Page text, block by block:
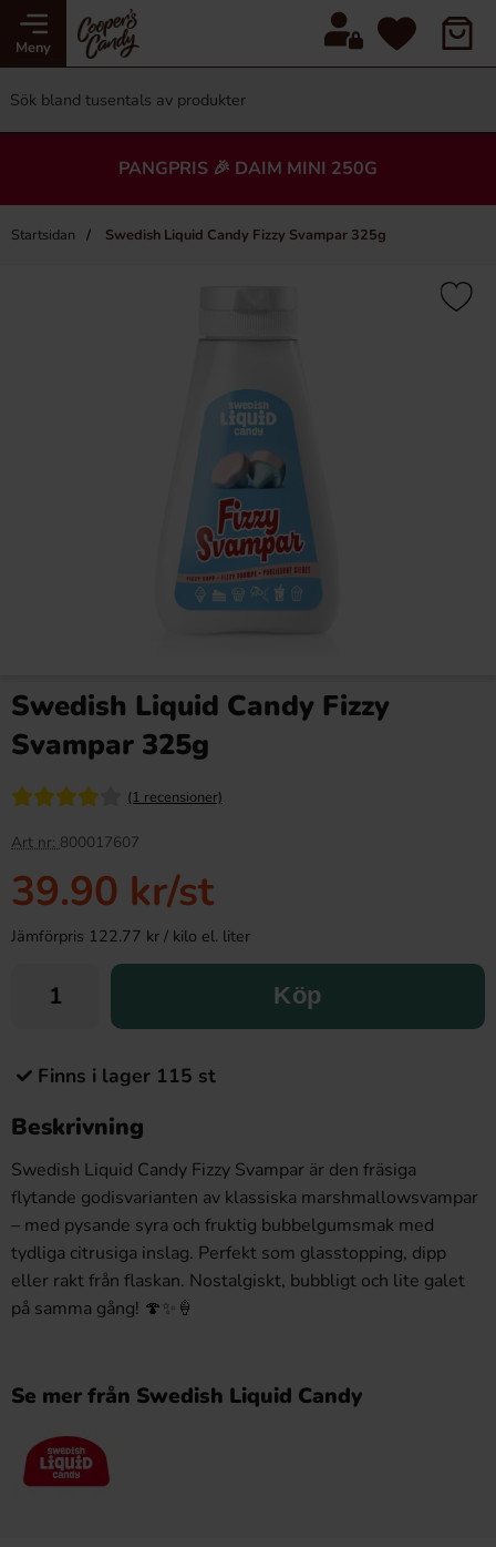
Meny
PANGPRIS 🎉 DAIM MINI 250G
Startsidan Swedish Liquid Candy Fizzy Svampar 325g
Swedish Liquid Candy Fizzy
Svampar 325g
(1 recensioner)
Art nr: 800017607
39.90 kr/st
Jämförpris 122.77 kr / kilo el. liter
Köp
Finns i lager 115 st
Beskrivning
Swedish Liquid Candy Fizzy Svampar är den fräsiga
flytande godisvarianten av klassiska marshmallowsvampar
– med pysande syra och fruktig bubbelgumsmak med
tydliga citrusiga inslag. Perfekt som glasstopping, dipp
eller rakt från flaskan. Nostalgiskt, bubbligt och lite galet
på samma gång! 🍄✨🍦
Se mer från Swedish Liquid Candy